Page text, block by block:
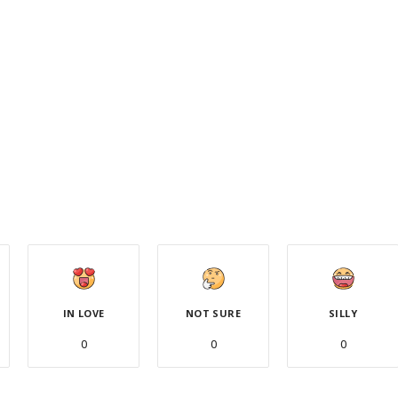
IN LOVE
0
NOT SURE
0
SILLY
0